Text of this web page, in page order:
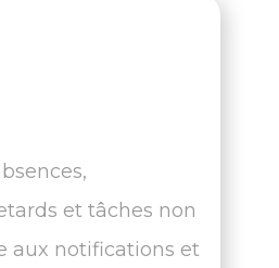
et tâches non
aux notifications et